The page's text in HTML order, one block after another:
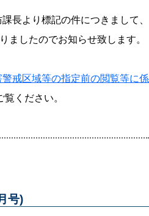
長より標記の件につきまして、
ましたのでお知らせ致します。
警戒区域等の指定前の閲覧等に係
覧ください。
号)